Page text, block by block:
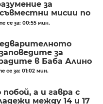
за
мисии по
се за: 00:55 мин.
за
в Баба Алино
се за: 01:02 мин.
а и гавра с
между 14 и 17